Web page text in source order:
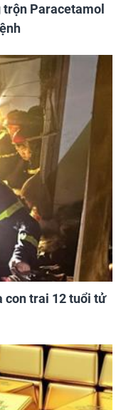
trộn Paracetamol
con trai 12 tuổi tử